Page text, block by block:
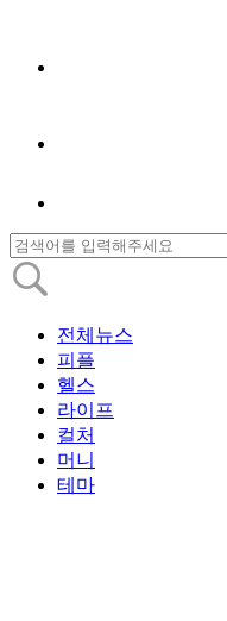
전체뉴스
피플
헬스
라이프
컬처
머니
테마